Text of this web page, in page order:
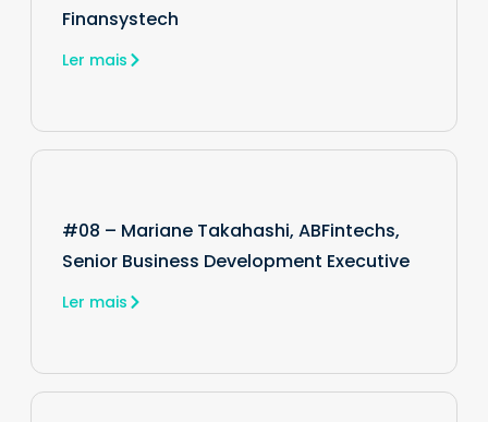
Finansystech
Ler mais
#08 – Mariane Takahashi, ABFintechs,
Senior Business Development Executive
Ler mais